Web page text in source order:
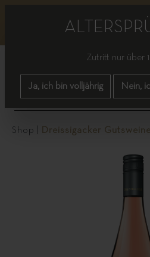
Woche zu vereinzelten
Zutritt nur über
Ja, ich bin volljährig Nein,
Shop Dreissigacker Gutsweine